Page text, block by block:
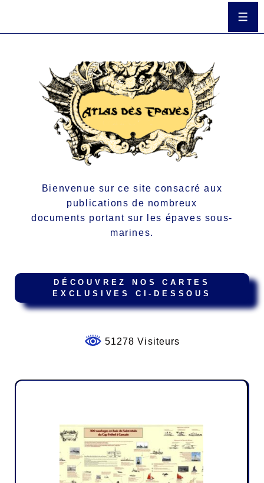
Bienvenue sur ce site consacré aux
publications de nombreux
documents portant sur les épaves sous-
marines.
DÉCOUVREZ NOS CARTES
EXCLUSIVES CI-DESSOUS
51278 Visiteurs